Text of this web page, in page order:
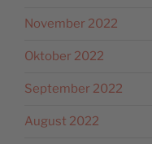
November 2022
Oktober 2022
September 2022
August 2022